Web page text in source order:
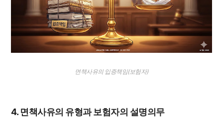
면책사유의 입증책임(보험자)
4. 면책사유의 유형과 보험자의 설명의무